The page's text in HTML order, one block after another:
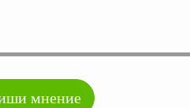
мнение